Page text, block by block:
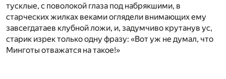
тусклые, с поволокой глаза под набрякшими, в
старческих жилках веками оглядели внимающих ему
завсегдатаев клубной ложи, и, задумчиво крутанув ус,
старик изрек только одну фразу: «Вот уж не думал, что
Минготы отважатся на такое!»